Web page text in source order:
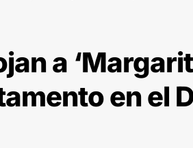
a
en el